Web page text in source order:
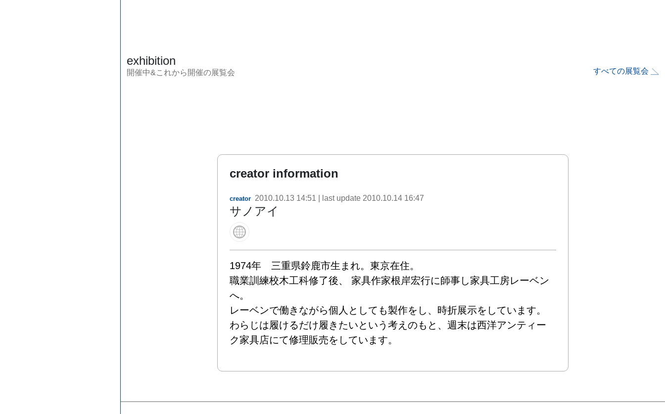
exhibition
開催中&これから開催の展覧会 すべての展覧会
creator information
creator 2010.10.13 14:51 | last update 2010.10.14 16:47
サノアイ
1974年　三重県鈴鹿市生まれ。東京在住。
職業訓練校木工科修了後、 家具作家根岸宏行に師事し家具工房レーベン
へ。
レーベンで働きながら個人としても製作をし、時折展示をしています。
わらじは履けるだけ履きたいという考えのもと、週末は西洋アンティー
ク家具店にて修理販売をしています。